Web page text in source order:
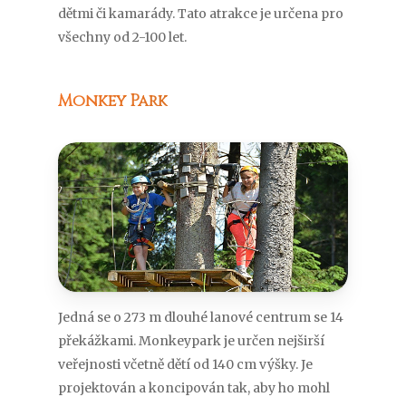
dětmi či kamarády. Tato atrakce je určena pro
všechny od 2-100 let.
Monkey Park
Jedná se o 273 m dlouhé lanové centrum se 14
překážkami. Monkeypark je určen nejširší
veřejnosti včetně dětí od 140 cm výšky. Je
projektován a koncipován tak, aby ho mohl